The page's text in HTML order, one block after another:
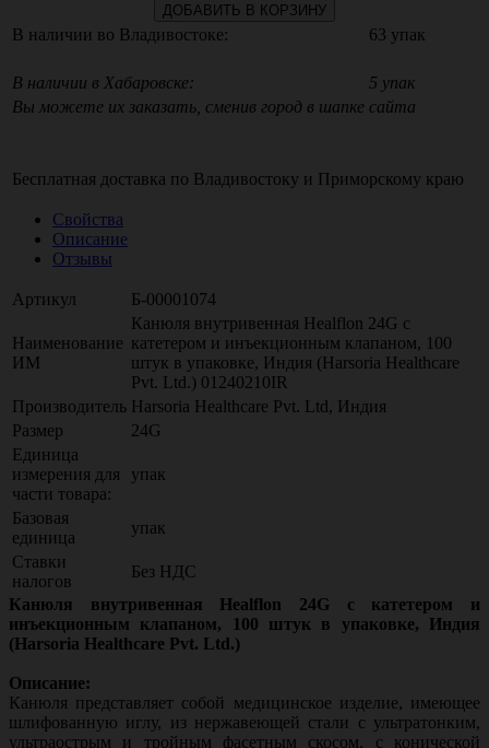
ДОБАВИТЬ В КОРЗИНУ
В наличии во Владивостоке: 63 упак
В наличии в Хабаровске:
5 упак
Вы можете их заказать, сменив город в шапке сайта
Бесплатная доставка по Владивостоку и Приморскому краю
Свойства
Описание
Отзывы
Артикул Б-00001074
Наименование
ИМ
Канюля внутривенная Healflon 24G с
катетером и инъекционным клапаном, 100
штук в упаковке, Индия (Harsoria Healthcare
Pvt. Ltd.) 01240210IR
Производитель Harsoria Healthcare Pvt. Ltd, Индия
Размер
24G
Единица
измерения для
части товара:
упак
Базовая
единица
упак
Ставки
налогов
Без НДС
Канюля внутривенная Healflon 24G с катетером и
инъекционным клапаном, 100 штук в упаковке, Индия
(Harsoria Healthcare Pvt. Ltd.)
Описание:
Канюля представляет собой медицинское изделие, имеющее
шлифованную иглу, из нержавеющей стали с ультратонким,
ультраострым и тройным фасетным скосом, с конической